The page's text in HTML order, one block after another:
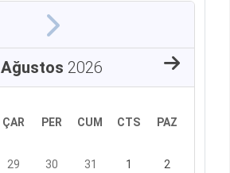
Ağustos 2026
ÇAR PER CUM CTS PAZ
29 30 31 1 2